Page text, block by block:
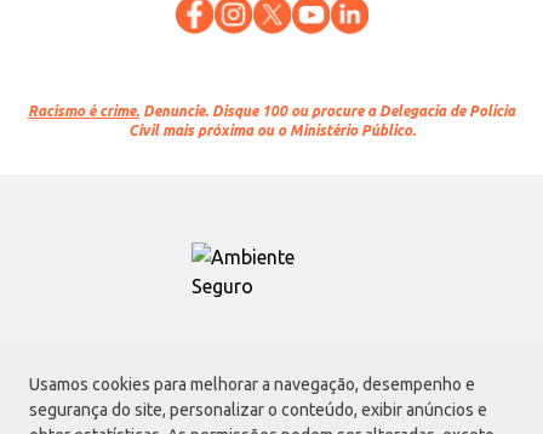
Usamos cookies para melhorar a navegação, desempenho e
segurança do site, personalizar o conteúdo, exibir anúncios e
Racismo é crime. Denuncie. Disque 100 ou procure a Delegacia de Polícia
Civil mais próxima ou o Ministério Público.
Atacadão S.A.
Avenida Morvan Dias de Figueiredo, 6169, Vila Maria, São Paulo - SP | CEP
02170-901 | CNPJ: 75.315.333/0001-09